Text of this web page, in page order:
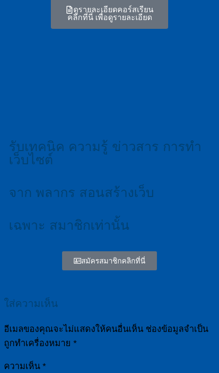
ดูรายละเอียดคอร์สเรียน
คลิกที่นี่ เพื่อดูรายละเอียด
รับเทคนิค ความรู้ ข่าวสาร การทำ
เว็บไซต์
จาก พลากร สอนสร้างเว็บ
เฉพาะ สมาชิกเท่านั้น
สมัครสมาชิกคลิกที่นี่
ใส่ความเห็น
อีเมลของคุณจะไม่แสดงให้คนอื่นเห็น ช่องข้อมูลจำเป็น
ถูกทำเครื่องหมาย *
ความเห็น *